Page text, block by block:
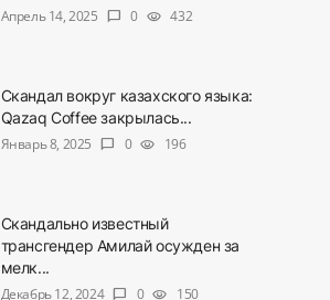
Апрель 14, 2025
chat_bubble 0 visibility 432
Скандал вокруг казахского языка:
Qazaq Coffee закрылась...
Январь 8, 2025
chat_bubble 0 visibility 196
Скандально известный
трансгендер Амилай осужден за
мелк...
Декабрь 12, 2024
chat_bubble 0 visibility 150